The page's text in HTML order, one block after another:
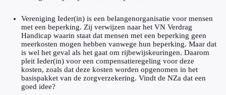
Vereniging Ieder(in) is een belangenorganisatie voor mensen
met een beperking. Zij verwijzen naar het VN Verdrag
Handicap waarin staat dat mensen met een beperking geen
meerkosten mogen hebben vanwege hun beperking. Maar dat
is wel het geval als het gaat om rijbewijskeuringen. Daarom
pleit Ieder(in) voor een compensatieregeling voor deze
kosten, zoals dat deze kosten worden opgenomen in het
basispakket van de zorgverzekering. Vindt de NZa dat een
goed idee?